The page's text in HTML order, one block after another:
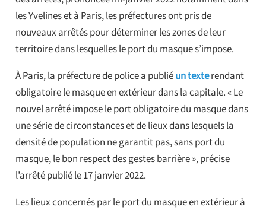
les Yvelines et à Paris, les préfectures ont pris de
nouveaux arrêtés pour déterminer les zones de leur
territoire dans lesquelles le port du masque s’impose.
À Paris, la préfecture de police a publiéun texterendant
obligatoire le masque en extérieur dans la capitale. « Le
nouvel arrêté impose le port obligatoire du masque dans
une série de circonstances et de lieux dans lesquels la
densité de population ne garantit pas, sans port du
masque, le bon respect des gestes barrière », précise
l’arrêté publié le 17 janvier 2022.
Les lieux concernés par le port du masque en extérieur à